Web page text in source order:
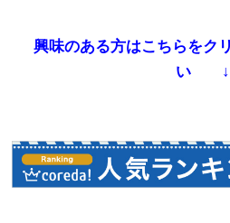
興味のある方はこちらをク
い ↓